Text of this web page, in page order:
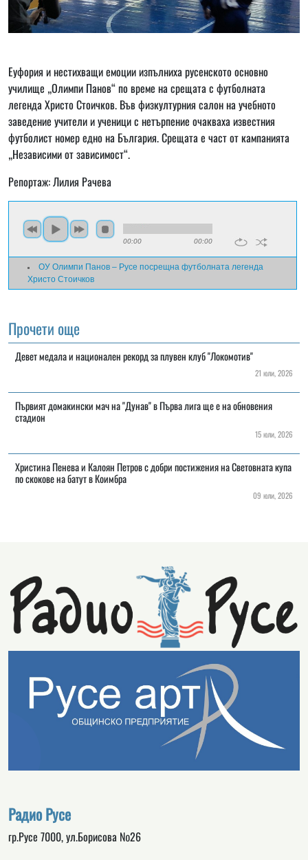
Еуфория и нестихващи емоции изпълниха русенското основно
училище „Олимпи Панов“ по време на срещата с футболната
легенда Христо Стоичков. Във физкултурния салон на учебното
заведение учители и ученици с нетърпение очакваха известния
футболист номер едно на България. Срещата е част от кампанията
„Независими от зависимост“.
Репортаж: Лилия Рачева
00:00 00:00
ОУ Олимпи Панов – Русе посрещна футболната легенда
Христо Стоичков
Прочети още
Девет медала и национален рекорд за плувен клуб "Локомотив"
21 юли, 2026
Първият домакински мач на "Дунав" в Първа лига ще е на обновения
стадион
15 юли, 2026
Христина Пенева и Калоян Петров с добри постижения на Световната купа
по скокове на батут в Коимбра
09 юли, 2026
Радио Русе
гр.Русе 7000, ул.Борисова №26